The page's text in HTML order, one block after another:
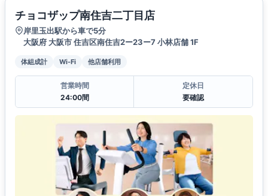
チョコザップ南住吉二丁目店
岸里玉出駅から車で5分
大阪府 大阪市 住吉区南住吉2ー23ー7 小林店舗 1F
体組成計 Wi-Fi 他店舗利用
営業時間
24:00間
定休日
要確認